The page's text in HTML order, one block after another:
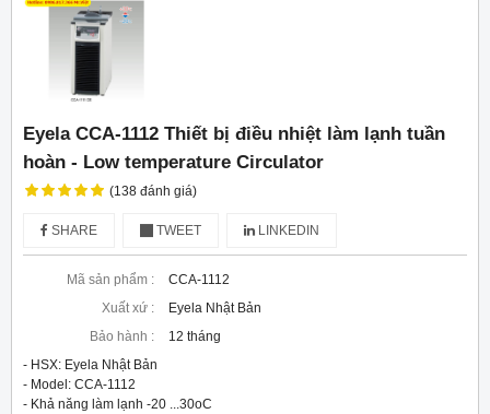
Eyela CCA-1112 Thiết bị điều nhiệt làm lạnh tuần
hoàn - Low temperature Circulator
(138 đánh giá)
SHARE TWEET LINKEDIN
Mã sản phẩm :
CCA-1112
Xuất xứ :
Eyela Nhật Bản
Bảo hành :
12 tháng
- HSX: Eyela Nhật Bản
- Model: CCA-1112
- Khả năng làm lạnh -20 ...30oC